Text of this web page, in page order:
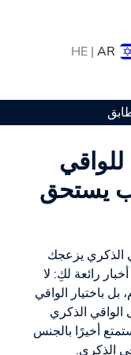
HE | AR
المطابق
يستحق
الذكري يزعجك
رائعة لكِ: لا
باختيار الواقي
الذكري
أخيرًا بالجنس
الذكري.